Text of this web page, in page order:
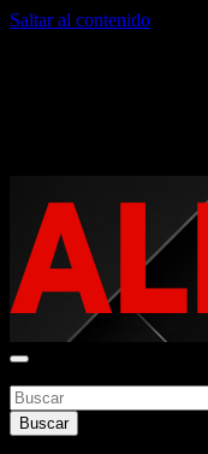
Saltar al contenido
Aquí La Noticia
Buscar